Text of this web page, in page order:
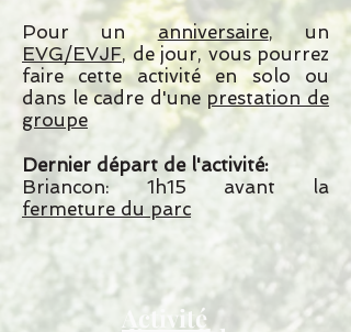
Pour unanniversaire, un
EVG/EVJF, de jour, vous pourrez
faire cette activité en solo ou
dans le cadre d'une prestation de
groupe
Dernier départ de l'activité:
Briancon: 1h15 avant la
fermeture du parc
Activité